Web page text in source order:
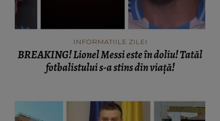
INFORMATIILE ZILEI
BREAKING! Lionel Messi este în doliu! Tatăl
fotbalistului s-a stins din viață!